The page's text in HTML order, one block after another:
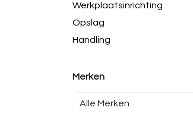
Werkplaatsinrichting
Opslag
Handling
Merken